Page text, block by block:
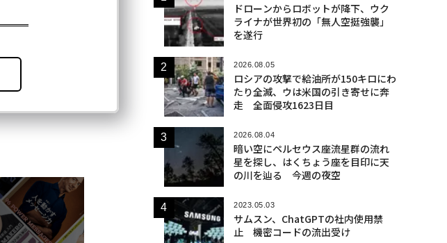
ドローンからロボットが降下、ウク
ライナが世界初の「無人空挺強襲」
を遂行
2026.08.05
ロシアの攻撃で給油所が150キロにわ
たり全滅、ウは米国の引き寄せに奔
走 全面侵攻1623日目
2026.08.04
暗い空にペルセウス座流星群の流れ
星を探し、はくちょう座を目印に天
の川を辿る 今週の夜空
2023.05.03
サムスン、ChatGPTの社内使用禁
止 機密コードの流出受け